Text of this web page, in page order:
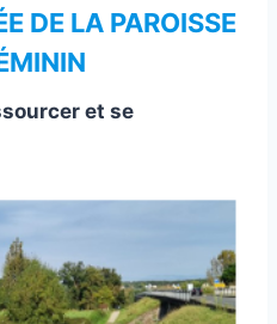
DE LA PAROISSE
et se